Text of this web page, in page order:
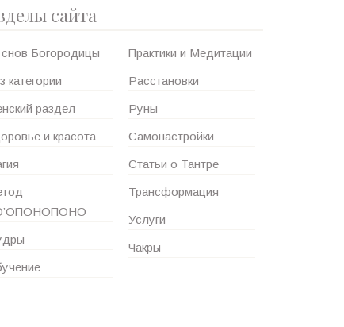
сайта
снов Богородицы
категории
раздел
и красота
Практики и Медитации
Расстановки
Руны
Самонастройки
Статьи о Тантре
Трансформация
Услуги
Чакры